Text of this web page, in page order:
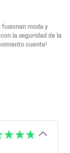
moda y
la seguridad de la
cuente!